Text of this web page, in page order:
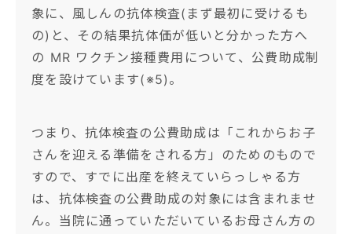
象に、風しんの抗体検査(まず最初に受けるも
の)と、その結果抗体価が低いと分かった方へ
の MR ワクチン接種費用について、公費助成制
度を設けています(※5)。
つまり、抗体検査の公費助成は「これからお子
さんを迎える準備をされる方」のためのもので
すので、すでに出産を終えていらっしゃる方
は、抗体検査の公費助成の対象には含まれませ
ん。当院に通っていただいているお母さん方の